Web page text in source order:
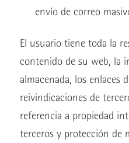
envío de correo
El usuario tiene toda la
contenido de su web, la
almacenada, los enlaces
reivindicaciones de
referencia a propiedad
terceros y protección de